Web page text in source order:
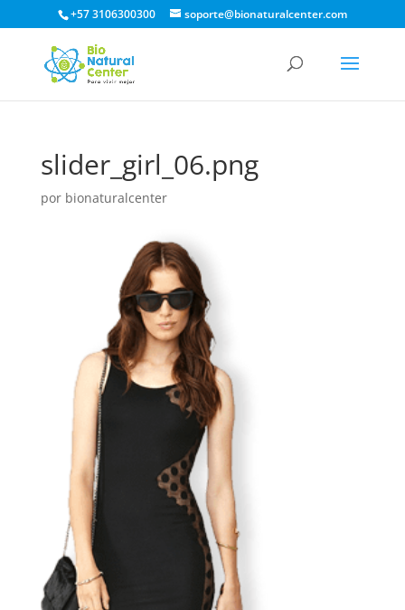
+57 3106300300 soporte@bionaturalcenter.com
slider_girl_06.png
por bionaturalcenter